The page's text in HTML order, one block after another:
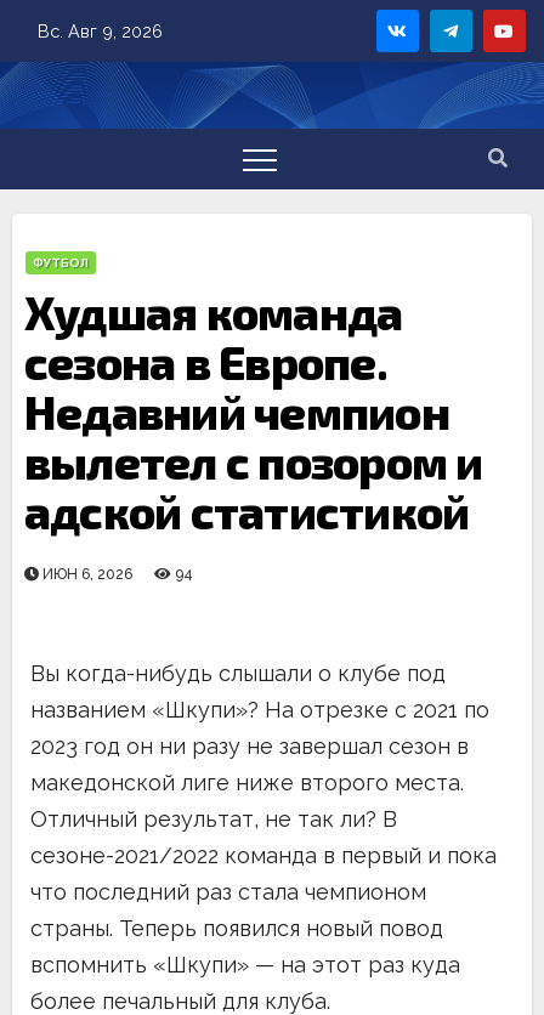
content
Вс. Авг 9, 2026
ФУТБОЛ
Худшая команда
сезона в Европе.
Недавний чемпион
вылетел с позором и
адской статистикой
ИЮН 6, 2026 94
Вы когда-нибудь слышали о клубе под
названием «Шкупи»? На отрезке с 2021 по
2023 год он ни разу не завершал сезон в
македонской лиге ниже второго места.
Отличный результат, не так ли? В
сезоне-2021/2022 команда в первый и пока
что последний раз стала чемпионом
страны. Теперь появился новый повод
вспомнить «Шкупи» — на этот раз куда
более печальный для клуба.